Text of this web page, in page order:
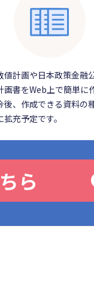
値計画や日本政策金融
画書をWeb上で簡単に
後、作成できる資料の
拡充予定です。
ら